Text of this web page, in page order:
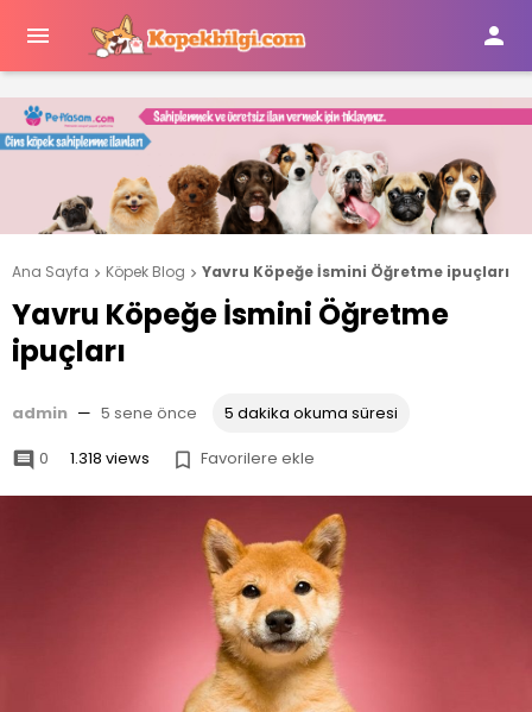
 
Ana Sayfa  Köpek Blog  Yavru Köpeğe İsmini Öğretme ipuçları
Yavru Köpeğe İsmini Öğretme
ipuçları
admin — 5 sene önce 5 dakika okuma süresi
 0 1.318 views  Favorilere ekle